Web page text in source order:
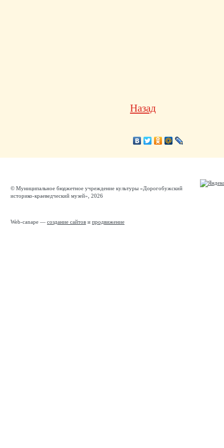
Назад
© Муниципальное бюджетное учреждение культуры «Дорогобужский
историко-краеведческий музей», 2026
Web-canape — создание сайтов и продвижение